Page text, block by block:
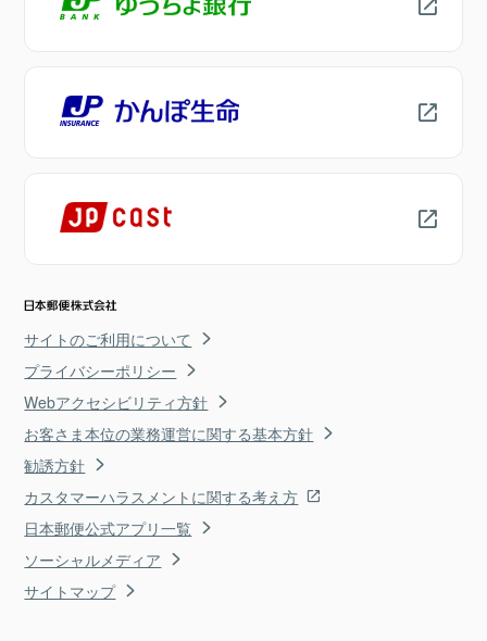
サイトのご利用について
プライバシーポリシー
Webアクセシビリティ方針
お客さま本位の業務運営に関する基本方針
勧誘方針
カスタマーハラスメントに関する考え方
日本郵便公式アプリ一覧
ソーシャルメディア
サイトマップ